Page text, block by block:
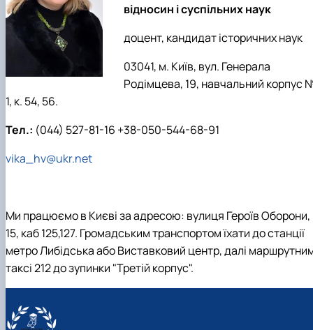
відносин і суспільних наук
доцент, кандидат історичних наук
03041, м. Київ, вул. Генерала
Родімцева, 19, навчальний корпус
1, к. 54, 56.
Тел.: (044) 527-81-16 +38-050-544-68-91
vika_hv@ukr.net
Ми працюємо в Києві за адресою: вулиця Героїв Оборони,
15, каб 125,127. Громадським транспортом їхати до станції
метро Либідська або Виставковий центр, далі
таксі 212 до зупинки "Третій корпус".